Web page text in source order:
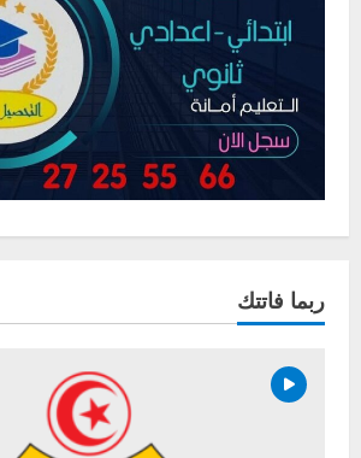
ربما فاتتك